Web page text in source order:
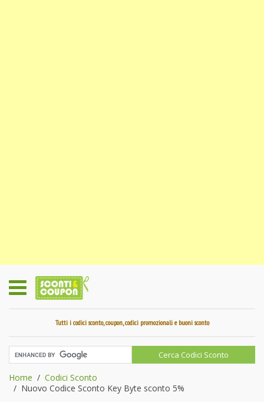
Tutti i codici sconto, coupon, codici promozionali e buoni sconto
Home
Codici Sconto
Nuovo Codice Sconto Key Byte sconto 5%